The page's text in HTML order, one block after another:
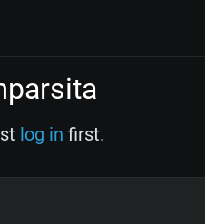
log in first.